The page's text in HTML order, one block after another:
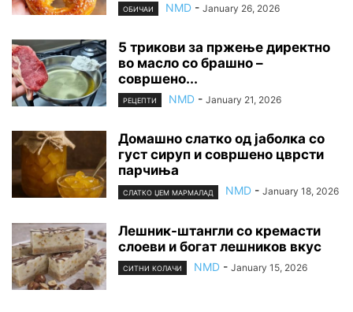
ОБИЧАИ NMD - January 26, 2026
5 трикови за пржење директно
во масло со брашно –
совршено...
РЕЦЕПТИ NMD - January 21, 2026
Домашно слатко од јаболка со
густ сируп и совршено цврсти
парчиња
СЛАТКО ЏЕМ МАРМАЛАД NMD - January 18, 2026
Лешник-штaнгли со кремасти
слоеви и богат лешников вкус
СИТНИ КОЛАЧИ NMD - January 15, 2026